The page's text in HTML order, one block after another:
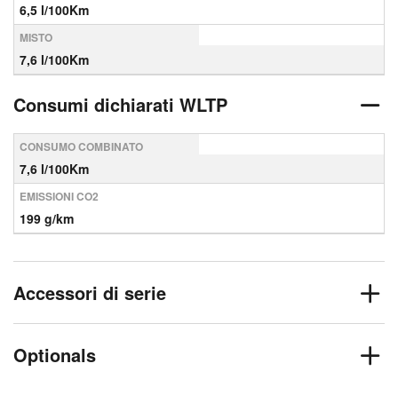
6,5 l/100Km
MISTO
7,6 l/100Km
Consumi dichiarati WLTP
CONSUMO COMBINATO
7,6 l/100Km
EMISSIONI CO2
199 g/km
Accessori di serie
Optionals